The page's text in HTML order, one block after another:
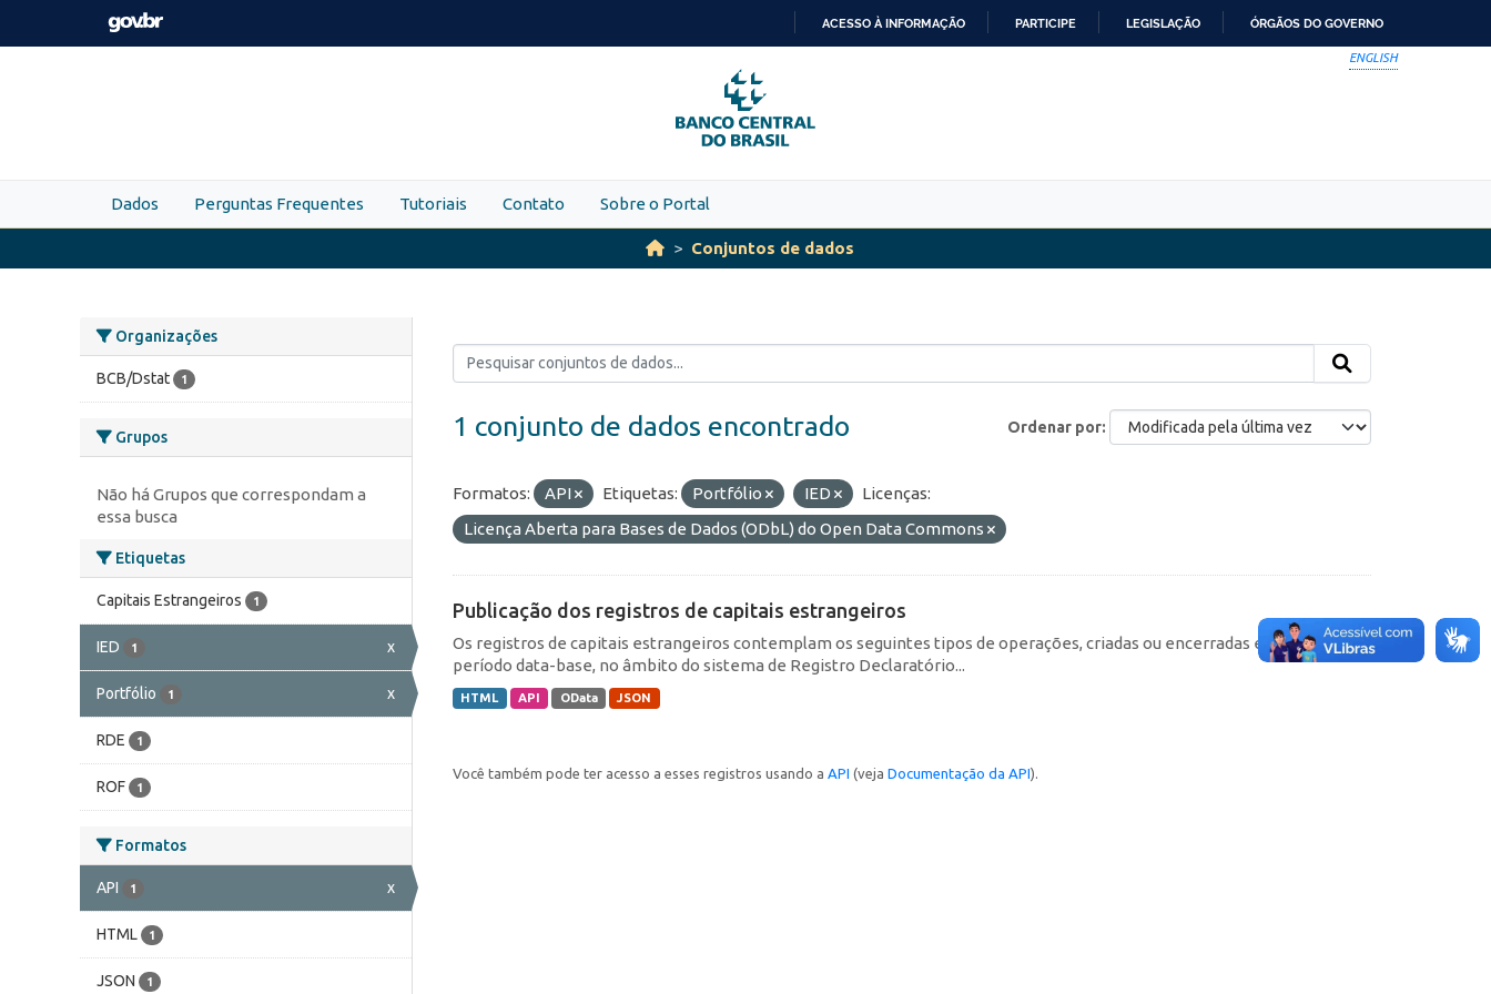
Skip to main content
PARA
O
CONTEÚDO
ACESSO À INFORMAÇÃO PARTICIPE LEGISLAÇÃO ÓRGÃOS DO GOVERNO
ENGLISH
Dados Perguntas Frequentes Tutoriais Contato Sobre o Portal
Conjuntos de dados
Organizações
BCB/Dstat 1
Grupos
Não há Grupos que correspondam a
essa busca
Etiquetas
Capitais Estrangeiros 1
IED 1 x
Portfólio 1 x
RDE 1
ROF 1
Formatos
API 1 x
HTML 1
JSON 1
Ordenar por
1 conjunto de dados encontrado
Formatos: API Etiquetas: Portfólio IED
Licenças:
Licença Aberta para Bases de Dados (ODbL) do Open Data Commons
Publicação dos registros de capitais estrangeiros
Os registros de capitais estrangeiros contemplam os seguintes tipos de operações, criadas ou encerradas em cada
período data-base, no âmbito do sistema de Registro Declaratório...
HTML API OData JSON
Você também pode ter acesso a esses registros usando a API (veja Documentação da API).